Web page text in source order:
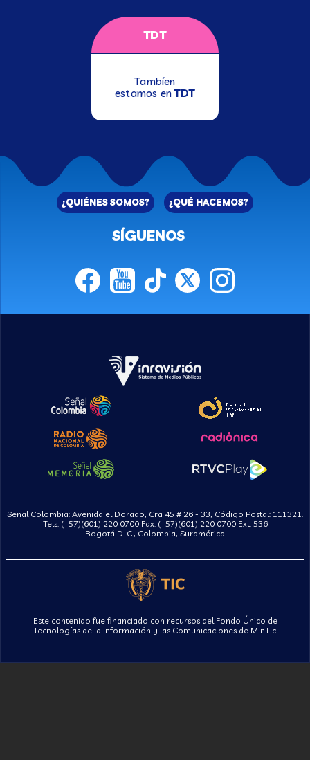
TDT
Tambíen
estamos enTDT
¿QUIÉNES SOMOS? ¿QUÉ HACEMOS?
SÍGUENOS
Señal Colombia: Avenida el Dorado, Cra 45 # 26 - 33, Código Postal: 111321.
Tels. (+57)(601) 220 0700 Fax: (+57)(601) 220 0700 Ext. 536
Bogotá D. C., Colombia, Suramérica
Este contenido fue financiado con recursos del Fondo Único de
Tecnologías de la Información y las Comunicaciones de MinTic.